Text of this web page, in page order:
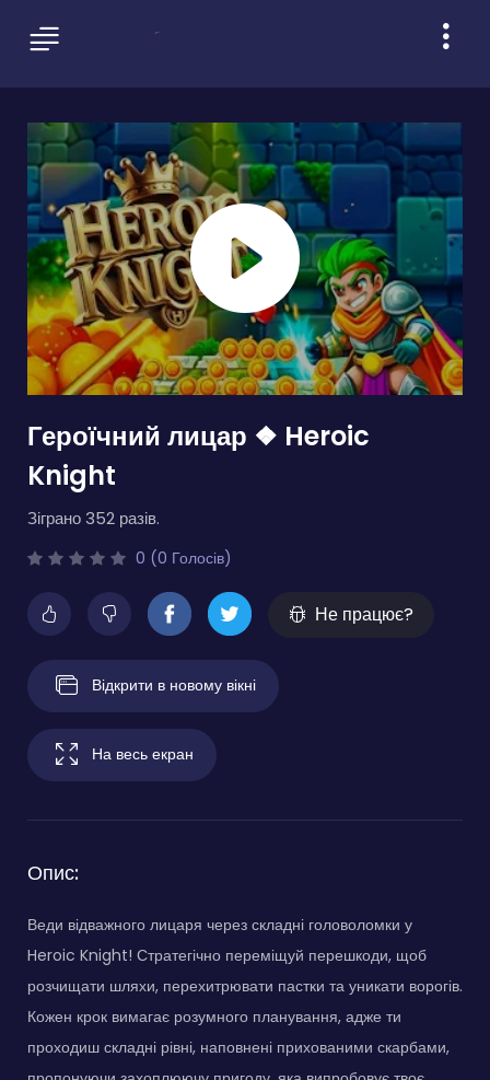
Героїчний лицар ❖ Heroic
Knight
Зіграно 352 разів.
0 (0 Голосів)
Не працює?
Відкрити в новому вікні
На весь екран
Опис:
Веди відважного лицаря через складні головоломки у
Heroic Knight! Стратегічно переміщуй перешкоди, щоб
розчищати шляхи, перехитрювати пастки та уникати ворогів.
Кожен крок вимагає розумного планування, адже ти
проходиш складні рівні, наповнені прихованими скарбами,